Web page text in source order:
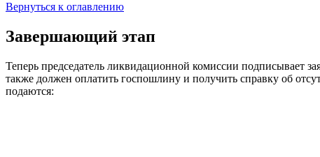
Вернуться к оглавлению
Завершающий этап
Теперь председатель ликвидационной комиссии подписывает
также должен оплатить госпошлину и получить справку об
подаются: